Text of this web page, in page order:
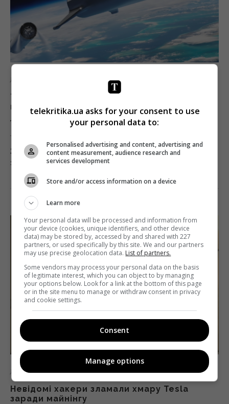
Діджитал
Твіт японського мільярдера став
найпопулярнішим у історії
Telekritika
09.01.2019 14:23
За репост свого твіту японський мільярдер
запропонував виграти $923 тис. 100 користувачам.
Діджитал Новини
Невідомі хакери зламали хмару Tesla
заради майнінгу
telekritika.ua asks for your consent to use
your personal data to:
Personalised advertising and content, advertising and
content measurement, audience research and
services development
Store and/or access information on a device
Learn more
Your personal data will be processed and information from
your device (cookies, unique identifiers, and other device
data) may be stored by, accessed by and shared with 227
partners, or used specifically by this site. We and our partners
may use precise geolocation data. List of partners.
Some vendors may process your personal data on the basis
of legitimate interest, which you can object to by managing
your options below. Look for a link at the bottom of this page
or in the site menu to manage or withdraw consent in privacy
and cookie settings.
Consent
Manage options